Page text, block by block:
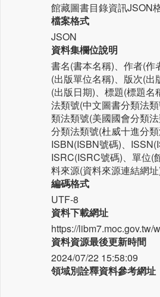
館藏圖書目錄資訊JSON
檔案格式
JSON
資料集欄位說明
書名(書本名稱)、作者(作
(出版單位名稱)、版次(出
(出版日期)、標題(標題名
法類號(中文圖書分類法
類法類號(美國國會分類
分類法類號(杜威十進分類
ISBN(ISBN號碼)、
ISRC(ISRC號碼)、單位(
料來源(資料來源連結網
編碼格式
UTF-8
資料下載網址
https://libm7.moc.gov.tw/
資料資源最後更新時間
2024/07/22 15:58:09
領域別詮釋資料參考網址